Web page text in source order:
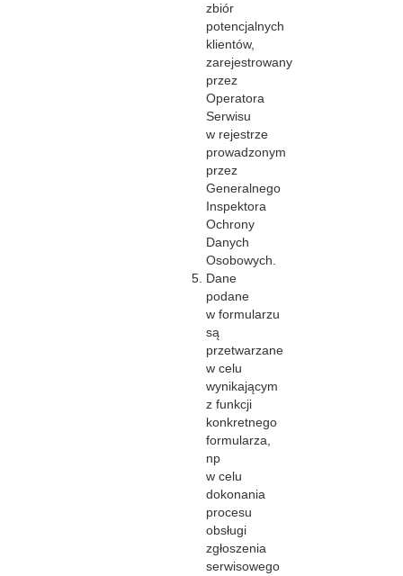
zbiór
potencjalnych
klientów,
zarejestrowany
przez
Operatora
Serwisu
w rejestrze
prowadzonym
przez
Generalnego
Inspektora
Ochrony
Danych
Osobowych.
Dane
podane
w formularzu
są
przetwarzane
w celu
wynikającym
z funkcji
konkretnego
formularza,
np
w celu
dokonania
procesu
obsługi
zgłoszenia
serwisowego